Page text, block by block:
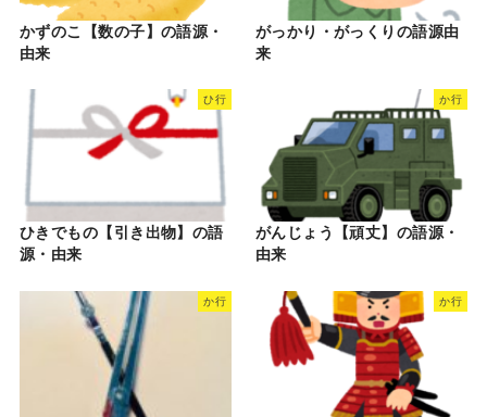
かずのこ【数の子】の語源・
由来
がっかり・がっくりの語源由
来
ひ行
ひきでもの【引き出物】の語
源・由来
か行
がんじょう【頑丈】の語源・
由来
か行 か行